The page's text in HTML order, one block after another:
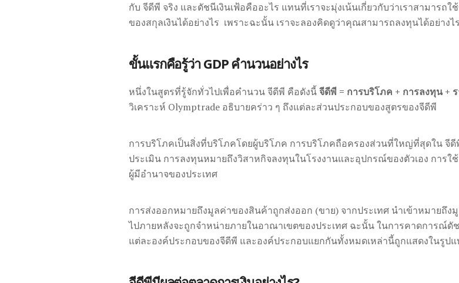
กับ จีดีพี จริง และดัชนีเงินเฟ้อคืออะไร แทนที่เราจะมุ่งเน้นเกี่ยวกับว่าเราสามารถ
ของสกุลเงินได้อย่างไร เพราะฉะนั้น เราจะลองคิดดูว่าคุณสามารถลงทุนได้อย่าง
ขั้นแรกคือรู้ว่า GDP คำนวนอย่างไร
หนึ่งในสูตรที่รู้จักทั่วไปเพื่อคำนวน จีดีพี คือดังนี้จีดีพี = การบริโภค + การลงทุน +
วิเคราะห์ Olymptrade อธิบายคร่าว ๆ ถึงแต่ละส่วนประกอบของสูตรของจีดีพี
การบริโภคเป็นสิ่งที่บริโภคโดยผู้บริโภค การบริโภคถือครองส่วนที่ใหญ่ที่สุดใน จี
ประเมิน การลงทุนหมายถึงวิสาหกิจลงทุนในโรงงานและอุปกรณ์ของตัวเอง การใ
ผู้มีอำนาจของประเทศ
การส่งออกหมายถึงมูลค่าของสินค้าถูกส่งออก (ขาย) จากประเทศ นำเข้าหมายถึง
ไปภายหลังจะถูกจำหน่ายภายในอาณาเขตของประเทศ ฉะนั้น ในการคาดการณ์ดั
แต่ละองค์ประกอบของจีดีพี และองค์ประกอบแยกกันทั้งหมดเหล่านี้ถูกแสดงในรูป